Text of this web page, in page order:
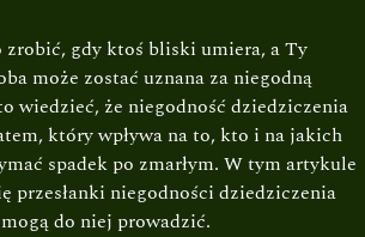
zrobić, gdy ktoś bliski umiera, a Ty
może zostać uznana za niegodną
wiedzieć, że niegodność dziedziczenia
który wpływa na to, kto i na jakich
spadek po zmarłym. W tym artykule
przesłanki niegodności dziedziczenia
do niej prowadzić.